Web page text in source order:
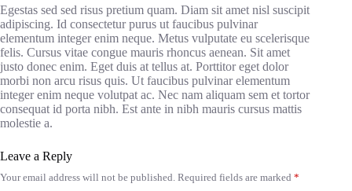
Egestas sed sed risus pretium quam. Diam sit amet nisl suscipit
adipiscing. Id consectetur purus ut faucibus pulvinar
elementum integer enim neque. Metus vulputate eu scelerisque
felis. Cursus vitae congue mauris rhoncus aenean. Sit amet
justo donec enim. Eget duis at tellus at. Porttitor eget dolor
morbi non arcu risus quis. Ut faucibus pulvinar elementum
integer enim neque volutpat ac. Nec nam aliquam sem et tortor
consequat id porta nibh. Est ante in nibh mauris cursus mattis
molestie a.
Leave a Reply
Your email address will not be published. Required fields are marked *